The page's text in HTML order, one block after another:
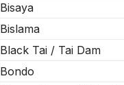
Bisaya
Bislama
Black Tai / Tai Dam
Bondo